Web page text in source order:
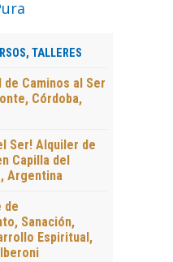
TALLERES
Caminos al Ser
Córdoba,
Ser! Alquiler de
Capilla del
Argentina
de
Sanación,
Espiritual,